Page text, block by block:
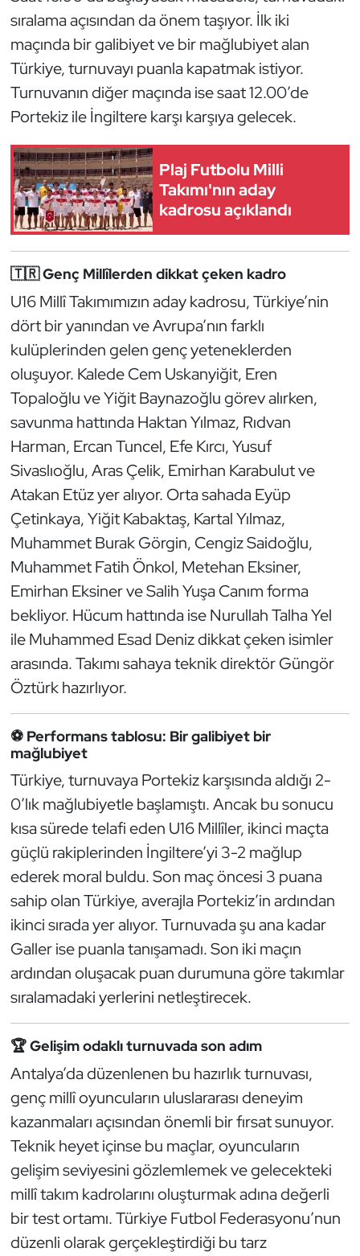
sıralama açısından da önem taşıyor. İlk iki
maçında bir galibiyet ve bir mağlubiyet alan
Türkiye, turnuvayı puanla kapatmak istiyor.
Turnuvanın diğer maçında ise saat 12.00’de
Portekiz ile İngiltere karşı karşıya gelecek.
Plaj Futbolu Milli
Takımı'nın aday
kadrosu açıklandı
🇹🇷 Genç Millîlerden dikkat çeken kadro
U16 Millî Takımımızın aday kadrosu, Türkiye’nin
dört bir yanından ve Avrupa’nın farklı
kulüplerinden gelen genç yeteneklerden
oluşuyor. Kalede Cem Uskanyiğit, Eren
Topaloğlu ve Yiğit Baynazoğlu görev alırken,
savunma hattında Haktan Yılmaz, Rıdvan
Harman, Ercan Tuncel, Efe Kırcı, Yusuf
Sivaslıoğlu, Aras Çelik, Emirhan Karabulut ve
Atakan Etüz yer alıyor. Orta sahada Eyüp
Çetinkaya, Yiğit Kabaktaş, Kartal Yılmaz,
Muhammet Burak Görgin, Cengiz Saidoğlu,
Muhammet Fatih Önkol, Metehan Eksiner,
Emirhan Eksiner ve Salih Yuşa Canım forma
bekliyor. Hücum hattında ise Nurullah Talha Yel
ile Muhammed Esad Deniz dikkat çeken isimler
arasında. Takımı sahaya teknik direktör Güngör
Öztürk hazırlıyor.
⚽ Performans tablosu: Bir galibiyet bir
mağlubiyet
Türkiye, turnuvaya Portekiz karşısında aldığı 2-
0’lık mağlubiyetle başlamıştı. Ancak bu sonucu
kısa sürede telafi eden U16 Millîler, ikinci maçta
güçlü rakiplerinden İngiltere’yi 3-2 mağlup
ederek moral buldu. Son maç öncesi 3 puana
sahip olan Türkiye, averajla Portekiz’in ardından
ikinci sırada yer alıyor. Turnuvada şu ana kadar
Galler ise puanla tanışamadı. Son iki maçın
ardından oluşacak puan durumuna göre takımlar
sıralamadaki yerlerini netleştirecek.
🏆 Gelişim odaklı turnuvada son adım
Antalya’da düzenlenen bu hazırlık turnuvası,
genç millî oyuncuların uluslararası deneyim
kazanmaları açısından önemli bir fırsat sunuyor.
Teknik heyet içinse bu maçlar, oyuncuların
gelişim seviyesini gözlemlemek ve gelecekteki
millî takım kadrolarını oluşturmak adına değerli
bir test ortamı. Türkiye Futbol Federasyonu’nun
düzenli olarak gerçekleştirdiği bu tarz
Futbol
Genel
Güreş
Halter
Hentbol
İşitme Engelli Sporcular
Judo ve Kuraş
Kano ve Rafting
Karate
Kayak
Kempo
Kick Boks
Kürek
Masa Tenisi
Modern Pentatlon
Motor Sporları
Muay Thai
Okçuluk
Optimist
Oryantiring
Özel Sporcular
Paralimpik
Ragbi
Satranç
Su Topu
Sualtı Sporları
Tekvando
Tenis